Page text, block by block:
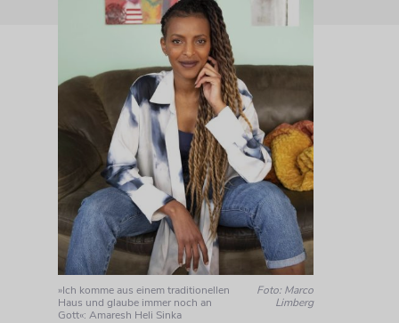
»Ich komme aus einem traditionellen
Haus und glaube immer noch an
Gott«: Amaresh Heli Sinka
Foto: Marco
Limberg